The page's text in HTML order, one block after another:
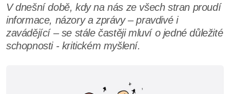
V dnešní době, kdy na nás ze všech stran proudí
informace, názory a zprávy – pravdivé i
zavádějící – se stále častěji mluví o jedné důležité
schopnosti - kritickém myšlení.